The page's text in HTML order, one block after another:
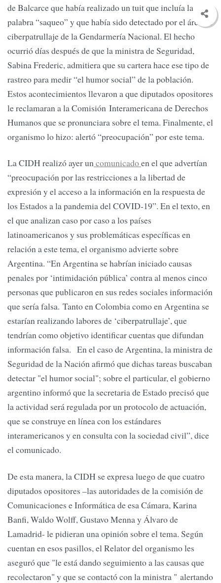
de Balcarce que había realizado un tuit que incluía la
palabra “saqueo” y que había sido detectado por el área de
ciberpatrullaje de la Gendarmería Nacional. El hecho
ocurrió días después de que la ministra de Seguridad,
Sabina Frederic, admitiera que su cartera hace ese tipo de
rastreo para medir “el humor social” de la población.
Estos acontecimientos llevaron a que diputados opositores
le reclamaran a la Comisión Interamericana de Derechos
Humanos que se pronunciara sobre el tema. Finalmente, el
organismo lo hizo: alertó “preocupación” por este tema.
La CIDH realizó ayer uncomunicadoen el que advertían
“preocupación por las restricciones a la libertad de
expresión y el acceso a la información en la respuesta de
los Estados a la pandemia del COVID-19”. En el texto, en
el que analizan caso por caso a los países
latinoamericanos y sus problemáticas específicas en
relación a este tema, el organismo advierte sobre
Argentina. “En Argentina se habrían iniciado causas
penales por ‘intimidación pública’ contra al menos cinco
personas que publicaron en sus redes sociales información
que sería falsa. Tanto en Colombia como en Argentina se
estarían realizando labores de ‘ciberpatrullaje’, que
tendrían como objetivo identificar cuentas que difundan
información falsa. En el caso de Argentina, la ministra de
Seguridad de la Nación afirmó que dichas tareas buscaban
detectar "el humor social"; sobre el particular, el gobierno
argentino informó que la secretaria de Estado precisó que
la actividad será regulada por un protocolo de actuación,
que se construye en línea con los estándares
interamericanos y en consulta con la sociedad civil”, dice
el comunicado.
De esta manera, la CIDH se expresa luego de que cuatro
diputados opositores –las autoridades de la comisión de
Comunicaciones e Informática de esa Cámara, Karina
Banfi, Waldo Wolff, Gustavo Menna y Álvaro de
Lamadrid- le pidieran una opinión sobre el tema. Según
cuentan en esos pasillos, el Relator del organismo les
aseguró que "le está dando seguimiento a las causas que
recolectaron" y que se contactó con la ministra " alertando